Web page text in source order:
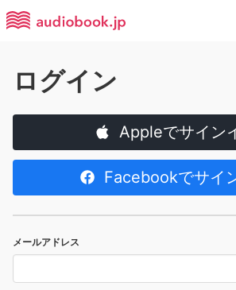
ログイン
Appleでサイン
Facebookでサイ
メールアドレス